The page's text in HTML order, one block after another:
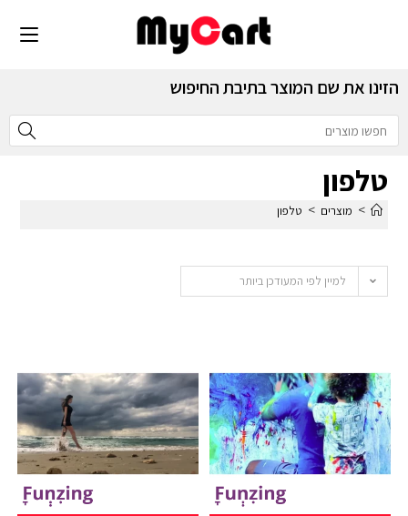
הזינו את שם המוצר בתיבת החיפוש
טלפון
> מוצרים > טלפון
למיין לפי המעודכן ביותר